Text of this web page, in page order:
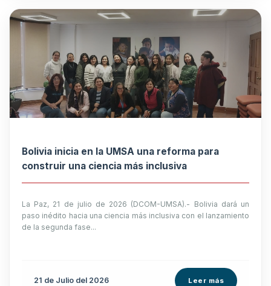
Bolivia inicia en la UMSA una reforma para
construir una ciencia más inclusiva
La Paz, 21 de julio de 2026 (DCOM-UMSA).- Bolivia dará un
paso inédito hacia una ciencia más inclusiva con el lanzamiento
de la segunda fase...
21 de Julio del 2026 Leer más